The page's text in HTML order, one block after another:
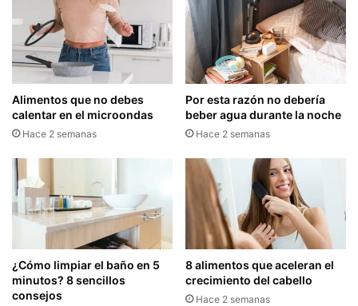
Alimentos que no debes
calentar en el microondas
Hace 2 semanas
Por esta razón no debería
beber agua durante la noche
Hace 2 semanas
¿Cómo limpiar el baño en 5
minutos? 8 sencillos
consejos
8 alimentos que aceleran el
crecimiento del cabello
Hace 2 semanas